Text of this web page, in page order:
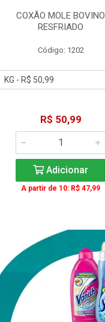
COXÃO MOLE BOVINO
RESFRIADO
Código: 1202
R$ 50,99
Adicionar
A partir de 10: R$ 47,99